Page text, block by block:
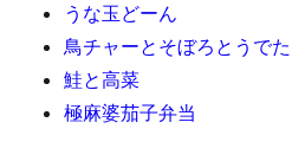
うな玉どーん
鳥チャーとそぼろとうで
鮭と高菜
極麻婆茄子弁当